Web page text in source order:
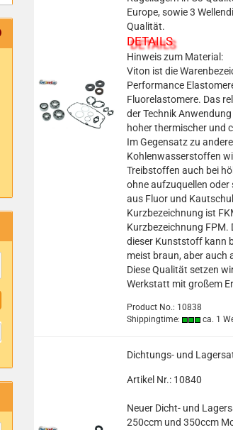
Europe, sowie 3
Qualität.
DETAILS
Hinweis zum Material:
Viton ist die
Performance
Fluorelastomere. Das
der Technik
hoher thermischer und
Im Gegensatz zu
Kohlenwasserstoffen
Treibstoffen auch bei
ohne aufzuquellen
aus Fluor und
Kurzbezeichnung ist
Kurzbezeichnung FPM.
dieser Kunststoff kann
meist braun, aber auch
Diese Qualität setzen
Werkstatt mit großem
Product No.: 10838
Shippingtime:
ca. 1
Dichtungs- und
Artikel Nr.: 10840
Neuer Dicht- und
250ccm und 350ccm